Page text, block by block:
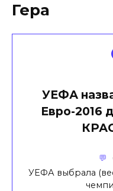
Гера
УЕФА
Евро-
УЕФА выбрала